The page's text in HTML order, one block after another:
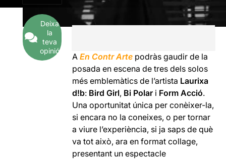
Deixa
la
teva
opinió
AEn Contr Arte podràs gaudir de la
posada en escena de tres dels solos
més emblemàtics de l’artista Laurixa
d!b: Bird Girl, Bi Polar i Form Acció.
Una oportunitat única per conèixer-la,
si encara no la coneixes, o per tornar
a viure l’experiència, si ja saps de què
va tot això, ara en format collage,
presentant un espectacle